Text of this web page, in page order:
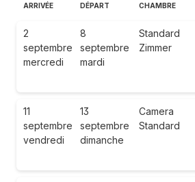
ARRIVÉE DÉPART CHAMBRE
2
septembre
mercredi
8
septembre
mardi
Standard
Zimmer
11
septembre
vendredi
13
septembre
dimanche
Camera
Standard